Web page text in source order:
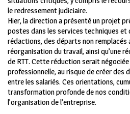
le redressement judiciaire.
Hier, la direction a présenté un projet
postes dans les services techniques et
rédactions, des départs non remplacés
réorganisation du travail, ainsi qu’une
de RTT. Cette réduction serait
professionnelle, au risque de créer des
entre les salariés. Ces orientations,
transformation profonde de nos
l’organisation de l’entreprise.